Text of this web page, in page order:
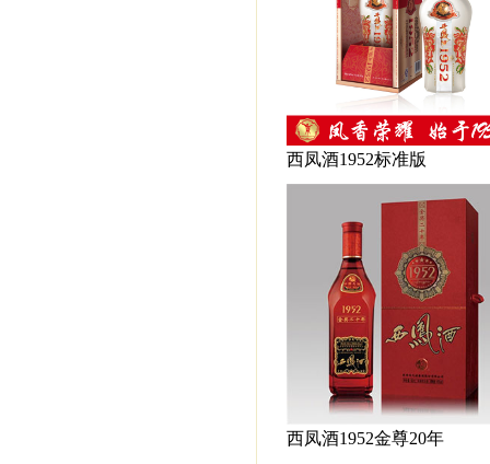
西凤酒1952标准版
西凤酒1952金尊20年